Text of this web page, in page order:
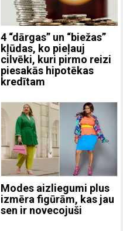
4 “dārgas” un “biežas”
kļūdas, ko pieļauj
cilvēki, kuri pirmo reizi
piesakās hipotēkas
kredītam
Modes aizliegumi plus
izmēra figūrām, kas jau
sen ir novecojuši